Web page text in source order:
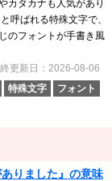
カタカナも人気があり
呼ばれる特殊文字で、
のフォントが手書き風
更新日：2026-08-06
特殊文字 フォント
りました』の意味